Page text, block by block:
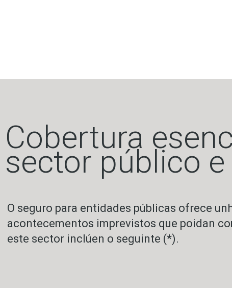
Cobertura
sector público
O seguro para entidades públicas ofrece
acontecementos imprevistos que poidan
este sector inclúen o seguinte (*).